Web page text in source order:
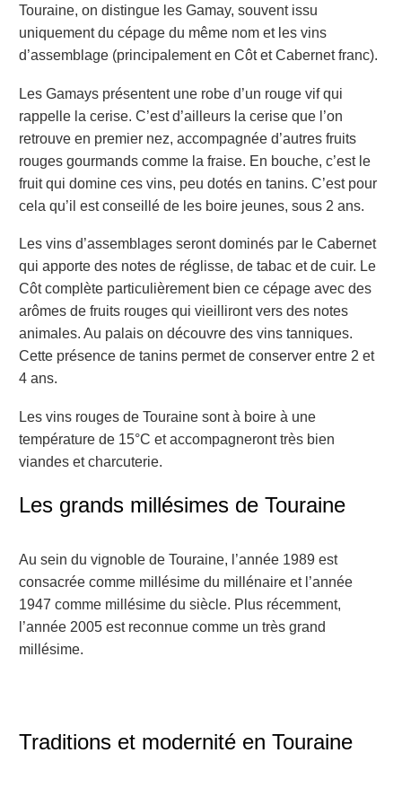
Touraine, on distingue les Gamay, souvent issu
uniquement du cépage du même nom et les vins
d’assemblage (principalement en Côt et Cabernet franc).
Les Gamays présentent une robe d’un rouge vif qui
rappelle la cerise. C’est d’ailleurs la cerise que l’on
retrouve en premier nez, accompagnée d’autres fruits
rouges gourmands comme la fraise. En bouche, c’est le
fruit qui domine ces vins, peu dotés en tanins. C’est pour
cela qu’il est conseillé de les boire jeunes, sous 2 ans.
Les vins d’assemblages seront dominés par le Cabernet
qui apporte des notes de réglisse, de tabac et de cuir. Le
Côt complète particulièrement bien ce cépage avec des
arômes de fruits rouges qui vieilliront vers des notes
animales. Au palais on découvre des vins tanniques.
Cette présence de tanins permet de conserver entre 2 et
4 ans.
Les vins rouges de Touraine sont à boire à une
température de 15°C et accompagneront très bien
viandes et charcuterie.
Les grands millésimes de Touraine
Au sein du vignoble de Touraine, l’année 1989 est
consacrée comme millésime du millénaire et l’année
1947 comme millésime du siècle. Plus récemment,
l’année 2005 est reconnue comme un très grand
millésime.
Traditions et modernité en Touraine